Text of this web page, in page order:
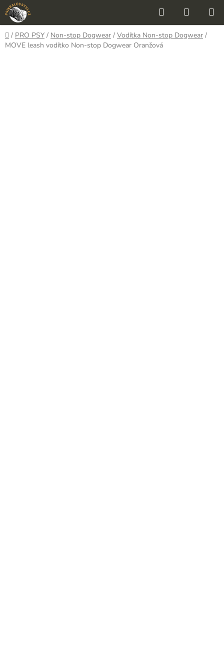
Přejít
na
obsah
Hledat
KOŠÍK
Domů
/ PRO PSY / Non-stop Dogwear / Vodítka Non-stop Dogwear /
MOVE leash vodítko Non-stop Dogwear Oranžová